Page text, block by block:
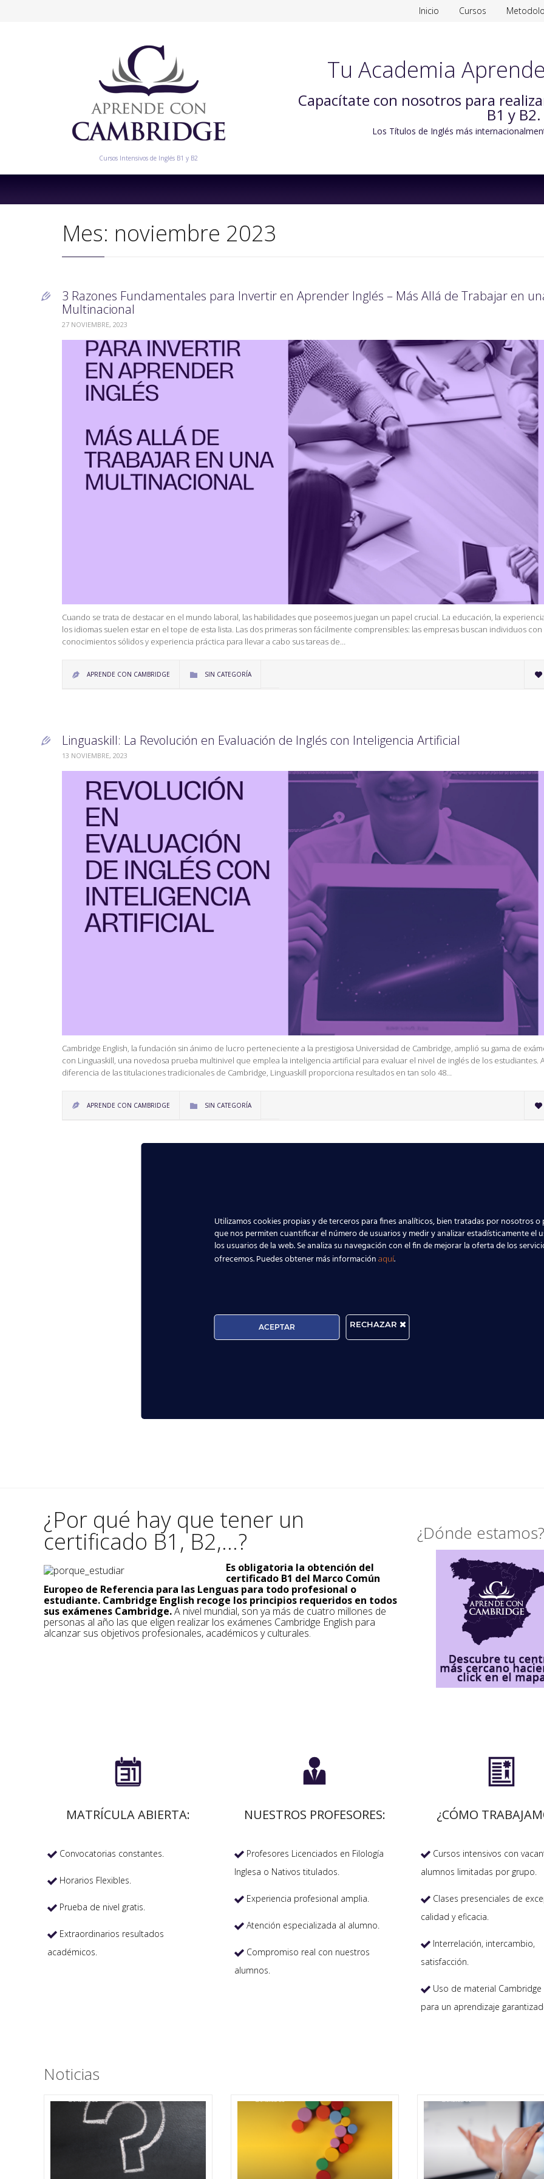
Inicio Cursos
Cursos Intensivos de Inglés B1 y B2
Tu Academia
Capacítate con nosotros para
B1 y B2.
Los Títulos de Inglés más
content
Mes: noviembre 2023

3 Razones Fundamentales para Invertir en Aprender Inglés – Más Allá de Trabajar en
Multinacional
27 NOVIEMBRE, 2023
Cuando se trata de destacar en el mundo laboral, las habilidades que poseemos juegan un papel crucial. La educación, la
los idiomas suelen estar en el tope de esta lista. Las dos primeras son fácilmente comprensibles: las empresas buscan individuos con
conocimientos sólidos y experiencia práctica para llevar a cabo sus tareas de…
 APRENDE CON CAMBRIDGE  CATEGORY
SIN CATEGORÍA 
 Linguaskill: La Revolución en Evaluación de Inglés con Inteligencia Artificial
13 NOVIEMBRE, 2023
Cambridge English, la fundación sin ánimo de lucro perteneciente a la prestigiosa Universidad de Cambridge, amplió su gama de
con Linguaskill, una novedosa prueba multinivel que emplea la inteligencia artificial para evaluar el nivel de inglés de los estudiantes.
diferencia de las titulaciones tradicionales de Cambridge, Linguaskill proporciona resultados en tan solo 48…
 APRENDE CON CAMBRIDGE  CATEGORY
SIN CATEGORÍA 
¿Por qué hay que tener un
certificado B1, B2,...?
Es obligatoria la obtención del
certificado B1 del Marco Común
Europeo de Referencia para las Lenguas para todo profesional o
estudiante. Cambridge English recoge los principios requeridos en todos
sus exámenes Cambridge.A nivel mundial, son ya más de cuatro millones de
personas al año las que eligen realizar los exámenes Cambridge English para
alcanzar sus objetivos profesionales, académicos y culturales.
¿Dónde estamos?

MATRÍCULA ABIERTA:
 Convocatorias constantes.
 Horarios Flexibles.
 Prueba de nivel gratis.
 Extraordinarios resultados
académicos.

NUESTROS PROFESORES:
Profesores Licenciados en Filología
Inglesa o Nativos titulados.
Experiencia profesional amplia.
Atención especializada al alumno.
Compromiso real con nuestros
alumnos.

¿CÓMO
 Cursos intensivos con
alumnos limitadas por grupo.
 Clases presenciales de
calidad y eficacia.
 Interrelación, intercambio,
satisfacción.
 Uso de material Cambridge
para un aprendizaje
Noticias
Utilizamos cookies propias y de terceros para fines analíticos, bien tratadas por nosotros
que nos permiten cuantificar el número de usuarios y medir y analizar estadísticamente el
los usuarios de la web. Se analiza su navegación con el fin de mejorar la oferta de los
ofrecemos. Puedes obtener más información aquí.
ACEPTAR RECHAZAR